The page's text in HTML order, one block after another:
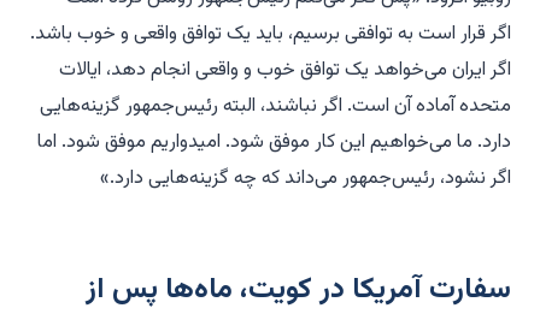
اگر قرار است به توافقی برسیم، باید یک توافق واقعی و خوب باشد.
اگر ایران می‌خواهد یک توافق خوب و واقعی انجام دهد، ایالات
متحده آماده آن است. اگر نباشند، البته رئیس‌جمهور گزینه‌هایی
دارد. ما می‌خواهیم این کار موفق شود. امیدواریم موفق شود. اما
اگر نشود، رئیس‌جمهور می‌داند که چه گزینه‌هایی دارد.»
سفارت آمریکا در کویت، ماه‌ها پس از